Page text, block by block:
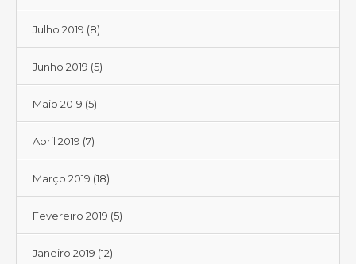
Julho 2019 (8)
Junho 2019 (5)
Maio 2019 (5)
Abril 2019 (7)
Março 2019 (18)
Fevereiro 2019 (5)
Janeiro 2019 (12)